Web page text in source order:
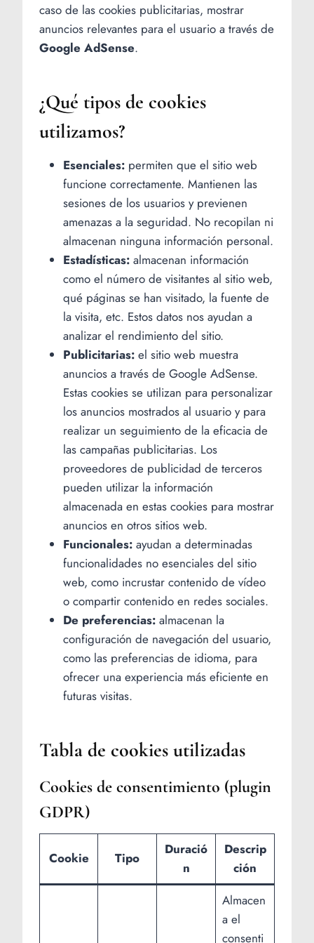
caso de las cookies publicitarias, mostrar
anuncios relevantes para el usuario a través de
Google AdSense.
¿Qué tipos de cookies
utilizamos?
Esenciales: permiten que el sitio web
funcione correctamente. Mantienen las
sesiones de los usuarios y previenen
amenazas a la seguridad. No recopilan ni
almacenan ninguna información personal.
Estadísticas: almacenan información
como el número de visitantes al sitio web,
qué páginas se han visitado, la fuente de
la visita, etc. Estos datos nos ayudan a
analizar el rendimiento del sitio.
Publicitarias: el sitio web muestra
anuncios a través de Google AdSense.
Estas cookies se utilizan para personalizar
los anuncios mostrados al usuario y para
realizar un seguimiento de la eficacia de
las campañas publicitarias. Los
proveedores de publicidad de terceros
pueden utilizar la información
almacenada en estas cookies para mostrar
anuncios en otros sitios web.
Funcionales: ayudan a determinadas
funcionalidades no esenciales del sitio
web, como incrustar contenido de vídeo
o compartir contenido en redes sociales.
De preferencias: almacenan la
configuración de navegación del usuario,
como las preferencias de idioma, para
ofrecer una experiencia más eficiente en
futuras visitas.
Tabla de cookies utilizadas
Cookies de consentimiento (plugin
GDPR)
Cookie Tipo
Duració
n
Descrip
ción
Almacen
a el
consenti